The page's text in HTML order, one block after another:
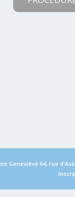
Geneviève 64, rue